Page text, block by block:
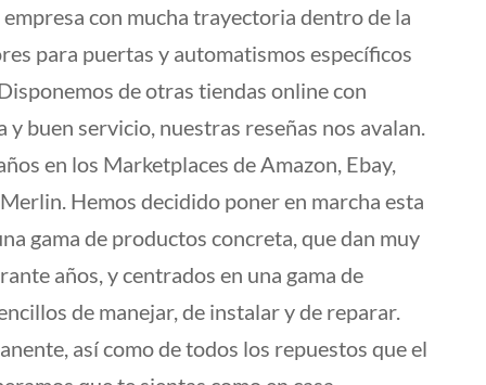
con mucha trayectoria dentro de la
para puertas y automatismos específicos
de otras tiendas online con
y buen servicio, nuestras reseñas nos avalan.
en los Marketplaces de Amazon, Ebay,
Hemos decidido poner en marcha esta
gama de productos concreta, que dan muy
años, y centrados en una gama de
de manejar, de instalar y de reparar.
así como de todos los repuestos que el